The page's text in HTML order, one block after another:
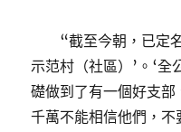
“截至今朝，已定
示范村（社區）’。‘全
礎做到了有一個好支
千萬不能相信他們，